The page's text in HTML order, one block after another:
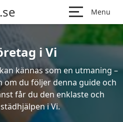
Menu
i Vi
kännas som en utmaning –
om du följer denna guide och
får du den enklaste och
i Vi.